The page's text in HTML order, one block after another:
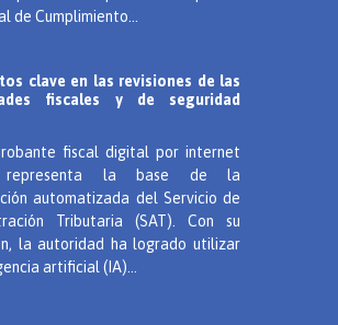
de Cumplimiento...
clave en las revisiones de las
fiscales y de seguridad
fiscal digital por internet
representa la base de la
automatizada del Servicio de
Tributaria (SAT). Con su
la autoridad ha logrado utilizar
artificial (IA)...